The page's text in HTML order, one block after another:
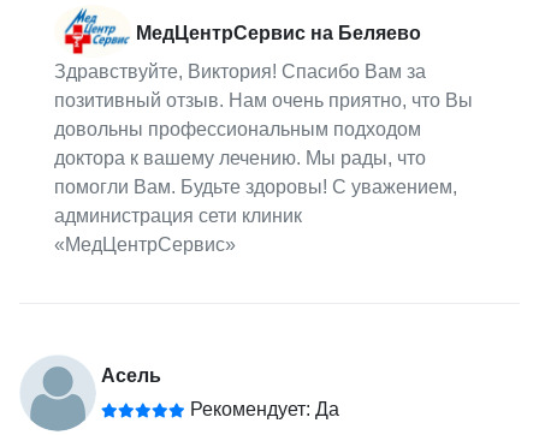
МедЦентрСервис на Беляево
Здравствуйте, Виктория! Спасибо Вам за
позитивный отзыв. Нам очень приятно, что Вы
довольны профессиональным подходом
доктора к вашему лечению. Мы рады, что
помогли Вам. Будьте здоровы! С уважением,
администрация сети клиник
«МедЦентрСервис»
Асель
Рекомендует: Да